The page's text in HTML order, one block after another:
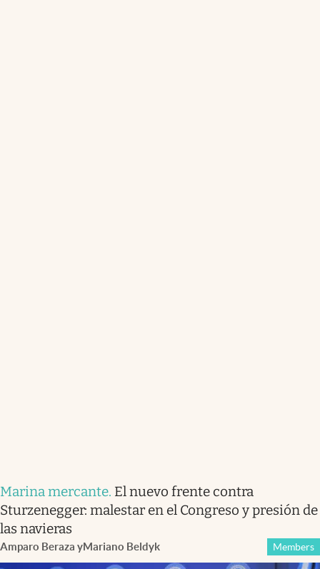
Marina mercante. El nuevo frente contra
Sturzenegger: malestar en el Congreso y presión de
las navieras
Amparo Beraza yMariano Beldyk Members